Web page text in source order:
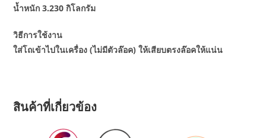
น้ำหนัก 3.230 กิโลกรัม
วิธีการใช้งาน
ใส่โถเข้าไปในเครื่อง (ไม่มีตัวล๊อค) ให้เสียบตรงล๊อคให้แน่น
สินค้าที่เกี่ยวข้อง